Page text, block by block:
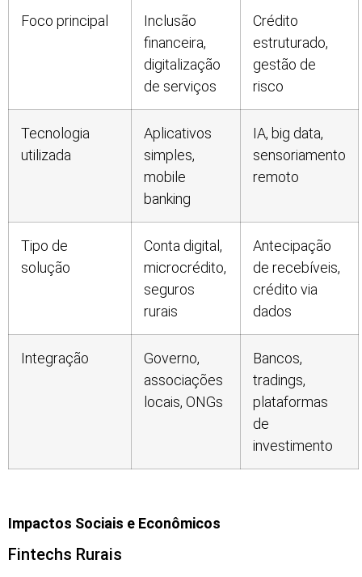
Foco principal
Inclusão
financeira,
digitalização
de serviços
Crédito
estruturado,
gestão de
risco
Tecnologia
utilizada
Aplicativos
simples,
mobile
banking
IA, big data,
sensoriamento
remoto
Tipo de
solução
Conta digital,
microcrédito,
seguros
rurais
Antecipação
de recebíveis,
crédito via
dados
Integração
Governo,
associações
locais, ONGs
Bancos,
tradings,
plataformas
de
investimento
Impactos Sociais e Econômicos
Fintechs Rurais